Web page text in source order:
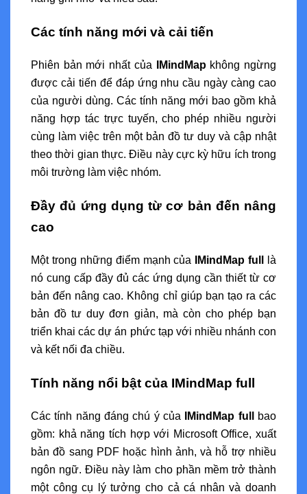
Các tính năng mới và cải tiến
Phiên bản mới nhất của IMindMapkhông ngừng
được cải tiến để đáp ứng nhu cầu ngày càng cao
của người dùng. Các tính năng mới bao gồm khả
năng hợp tác trực tuyến, cho phép nhiều người
cùng làm việc trên một bản đồ tư duy và cập nhật
theo thời gian thực. Điều này cực kỳ hữu ích trong
môi trường làm việc nhóm.
Đầy đủ ứng dụng từ cơ bản đến nâng
cao
Một trong những điểm mạnh của IMindMap full
là
nó cung cấp đầy đủ các ứng dụng cần thiết từ cơ
bản đến nâng cao. Không chỉ giúp bạn tạo ra các
bản đồ tư duy đơn giản, mà còn cho phép bạn
triển khai các dự án phức tạp với nhiều nhánh con
và kết nối đa chiều.
Tính năng nổi bật của IMindMap full
Các tính năng đáng chú ý của IMindMap full
bao
gồm: khả năng tích hợp với Microsoft Office, xuất
bản đồ sang PDF hoặc hình ảnh, và hỗ trợ nhiều
ngôn ngữ. Điều này làm cho phần mềm trở thành
một công cụ lý tưởng cho cả cá nhân và doanh